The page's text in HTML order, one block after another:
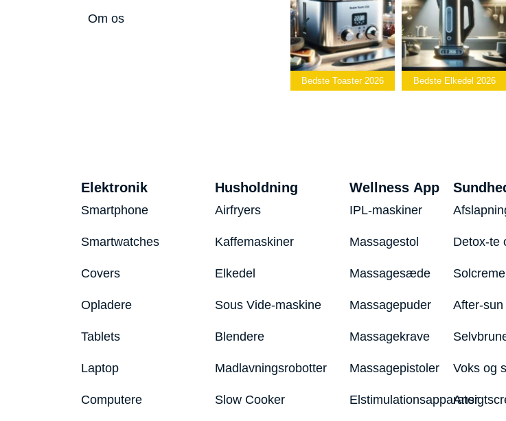
Om os
Bedste Elkedel 2026 Bedste Airfryer 2026
Elektronik
Smartphone
Smartwatches
Covers
Opladere
Tablets
Laptop
Computere
Husholdning
Airfryers
Kaffemaskiner
Elkedel
Sous Vide-maskine
Blendere
Madlavningsrobotter
Slow Cooker
Wellness App
IPL-maskiner
Massagestol
Massagesæde
Massagepuder
Massagekrave
Massagepistoler
Elstimulationsapparater
Detox-te
Solcreme
After-
Voks og